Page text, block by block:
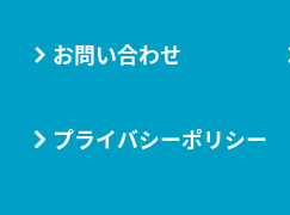
お問い合わせ
プライバシーポリシー